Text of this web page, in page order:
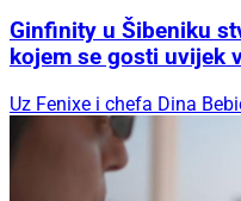
Ginfinity u Šibeniku
kojem se gosti uvijek
Uz Fenixe i chefa Dina